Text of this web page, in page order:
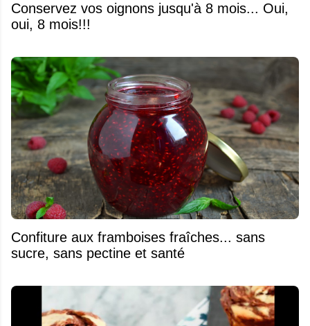
Conservez vos oignons jusqu'à 8 mois... Oui,
oui, 8 mois!!!
Confiture aux framboises fraîches... sans
sucre, sans pectine et santé